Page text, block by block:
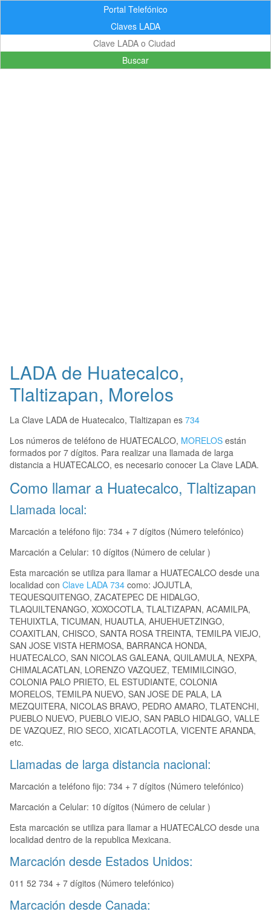
Portal Telefónico
Claves LADA
Buscar
LADA de Huatecalco,
Tlaltizapan, Morelos
La Clave LADA de Huatecalco, Tlaltizapan es 734
Los números de teléfono de HUATECALCO, MORELOS están
formados por 7 dígitos. Para realizar una llamada de larga
distancia a HUATECALCO, es necesario conocer La Clave LADA.
Como llamar a Huatecalco, Tlaltizapan
Llamada local:
Marcación a teléfono fijo: 734 + 7 dígitos (Número telefónico)
Marcación a Celular: 10 dígitos (Número de celular )
Esta marcación se utiliza para llamar a HUATECALCO desde una
localidad con Clave LADA 734 como: JOJUTLA,
TEQUESQUITENGO, ZACATEPEC DE HIDALGO,
TLAQUILTENANGO, XOXOCOTLA, TLALTIZAPAN, ACAMILPA,
TEHUIXTLA, TICUMAN, HUAUTLA, AHUEHUETZINGO,
COAXITLAN, CHISCO, SANTA ROSA TREINTA, TEMILPA VIEJO,
SAN JOSE VISTA HERMOSA, BARRANCA HONDA,
HUATECALCO, SAN NICOLAS GALEANA, QUILAMULA, NEXPA,
CHIMALACATLAN, LORENZO VAZQUEZ, TEMIMILCINGO,
COLONIA PALO PRIETO, EL ESTUDIANTE, COLONIA
MORELOS, TEMILPA NUEVO, SAN JOSE DE PALA, LA
MEZQUITERA, NICOLAS BRAVO, PEDRO AMARO, TLATENCHI,
PUEBLO NUEVO, PUEBLO VIEJO, SAN PABLO HIDALGO, VALLE
DE VAZQUEZ, RIO SECO, XICATLACOTLA, VICENTE ARANDA,
etc.
Llamadas de larga distancia nacional:
Marcación a teléfono fijo: 734 + 7 dígitos (Número telefónico)
Marcación a Celular: 10 dígitos (Número de celular )
Esta marcación se utiliza para llamar a HUATECALCO desde una
localidad dentro de la republica Mexicana.
Marcación desde Estados Unidos:
011 52 734 + 7 dígitos (Número telefónico)
Marcación desde Canada: